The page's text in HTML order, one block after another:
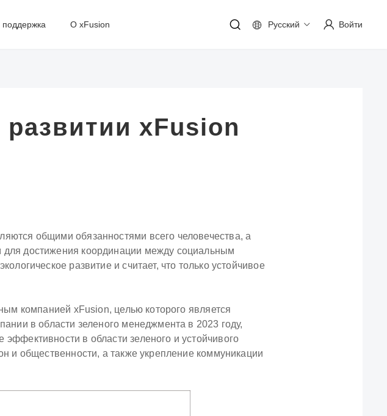
поддержка О xFusion Русский Войти
развитии xFusion
общими обязанностями всего человечества, а
достижения координации между социальным
развитие и считает, что только устойчивое
компанией xFusion, целью которого является
в области зеленого менеджмента в 2023 году,
в области зеленого и устойчивого
и общественности, а также укрепление коммуникации